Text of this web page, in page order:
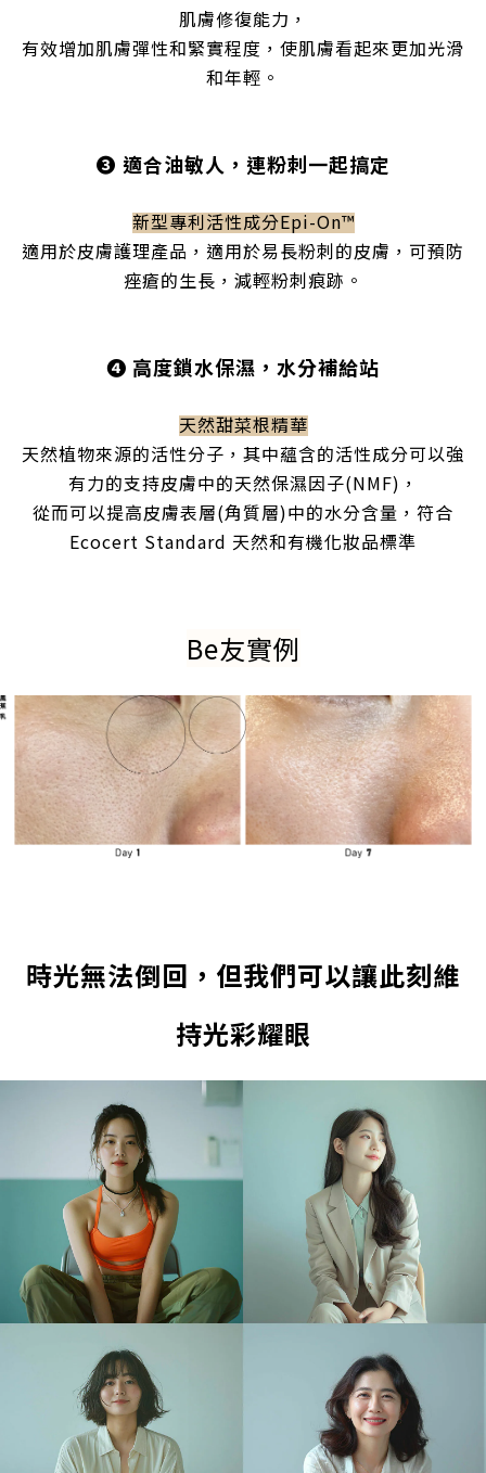
肌膚修復能力，
有效增加肌膚彈性和緊實程度， 使肌膚看起來更加光滑
和年輕。
❸ 適合油敏人，連粉刺一起搞定
新型專利活性成分Epi-On™
適用於皮膚護理產品，適用於易長粉刺的皮膚，可預防
痤瘡的生長，減輕粉刺痕跡。
❹ 高度鎖水保濕，水分補給站
天然甜菜根精華
天然植物來源的活性分子，其中蘊含的活性成分可以強
有力的支持皮膚中的天然保濕因子(NMF)，
從而可以提高皮膚表層(角質層)中的水分含量，符合
Ecocert Standard 天然和有機化妝品標準
Be友實例
時光無法倒回，但我們可以讓此刻維
持光彩耀眼